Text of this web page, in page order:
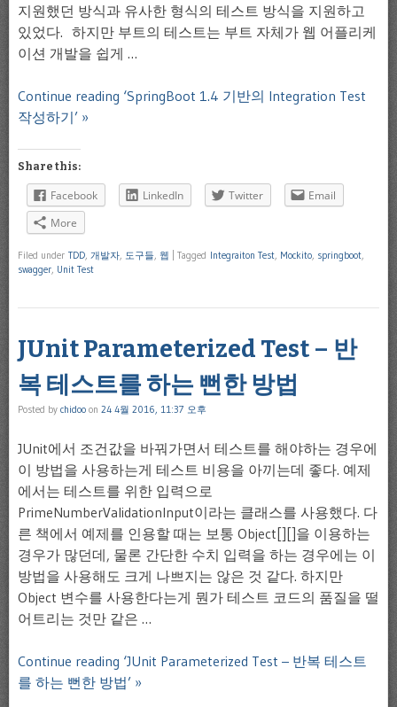
지원했던 방식과 유사한 형식의 테스트 방식을 지원하고
있었다. 하지만 부트의 테스트는 부트 자체가 웹 어플리케
이션 개발을 쉽게 …
Continue reading ‘SpringBoot 1.4 기반의 Integration Test
작성하기’ »
Share this:
Facebook LinkedIn Twitter
Email
More
Filed under TDD, 개발자, 도구들, 웹 Tagged Integraiton Test, Mockito, springboot,
swagger, Unit Test
JUnit Parameterized Test – 반
복 테스트를 하는 뻔한 방법
Posted by chidoo on 24 4월 2016, 11:37 오후
JUnit에서 조건값을 바꿔가면서 테스트를 해야하는 경우에
이 방법을 사용하는게 테스트 비용을 아끼는데 좋다. 예제
에서는 테스트를 위한 입력으로
PrimeNumberValidationInput이라는 클래스를 사용했다. 다
른 책에서 예제를 인용할 때는 보통 Object[][]을 이용하는
경우가 많던데, 물론 간단한 수치 입력을 하는 경우에는 이
방법을 사용해도 크게 나쁘지는 않은 것 같다. 하지만
Object 변수를 사용한다는게 뭔가 테스트 코드의 품질을 떨
어트리는 것만 같은 …
Continue reading ‘JUnit Parameterized Test – 반복 테스트
를 하는 뻔한 방법’ »